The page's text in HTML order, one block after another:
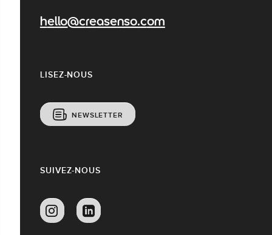
hello@creasenso.com
LISEZ-NOUS
NEWSLETTER
SUIVEZ-NOUS